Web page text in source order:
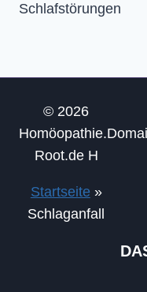
Schlafstörungen
© 2026
Root.de H
Startseite»
Schlaganfall